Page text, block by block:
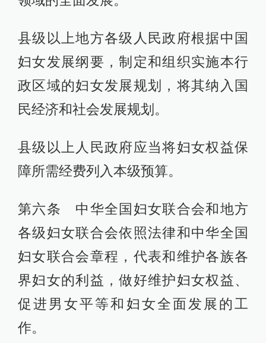
县级以上地方各级人民政府根据中国
妇女发展纲要，制定和组织实施本行
政区域的妇女发展规划，将其纳入国
民经济和社会发展规划。
县级以上人民政府应当将妇女权益保
障所需经费列入本级预算。
第六条 中华全国妇女联合会和地方
各级妇女联合会依照法律和中华全国
妇女联合会章程，代表和维护各族各
界妇女的利益，做好维护妇女权益、
促进男女平等和妇女全面发展的工
作。